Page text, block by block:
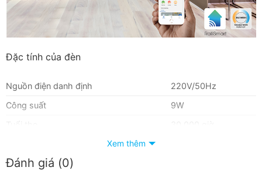
Đặc tính của đèn
Nguồn điện danh định
220V/50Hz
Công suất
9W
Xem thêm
Đánh giá (0)